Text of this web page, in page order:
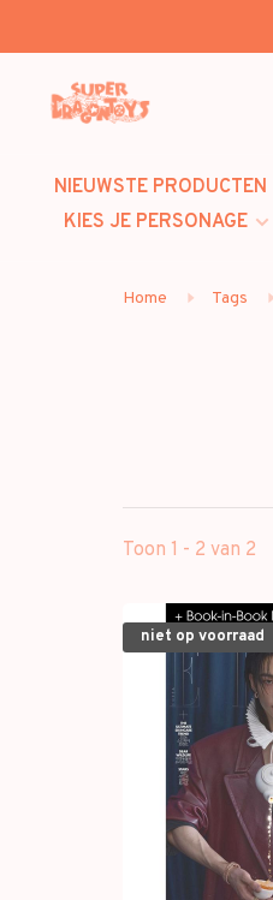
NIEUWSTE PRODUCTEN
KIES JE PERSONAGE
Home Tags
Toon 1 - 2 van 2
niet op voorraad